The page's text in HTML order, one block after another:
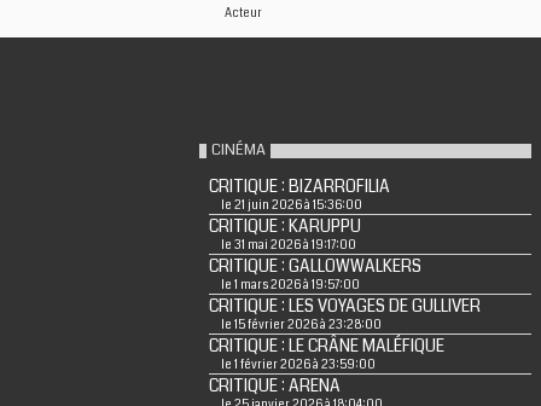
Acteur
CINÉMA
CRITIQUE : BIZARROFILIA
le 21 juin 2026 à 15:36:00
CRITIQUE : KARUPPU
le 31 mai 2026 à 19:17:00
CRITIQUE : GALLOWWALKERS
le 1 mars 2026 à 19:57:00
CRITIQUE : LES VOYAGES DE GULLIVER
le 15 février 2026 à 23:28:00
CRITIQUE : LE CRÂNE MALÉFIQUE
le 1 février 2026 à 23:59:00
CRITIQUE : ARENA